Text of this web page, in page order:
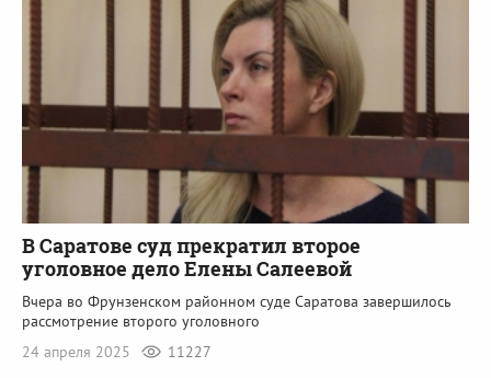
В Саратове суд прекратил второе
уголовное дело Елены Салеевой
Вчера во Фрунзенском районном суде Саратова завершилось
рассмотрение второго уголовного
24 апреля 2025
11227